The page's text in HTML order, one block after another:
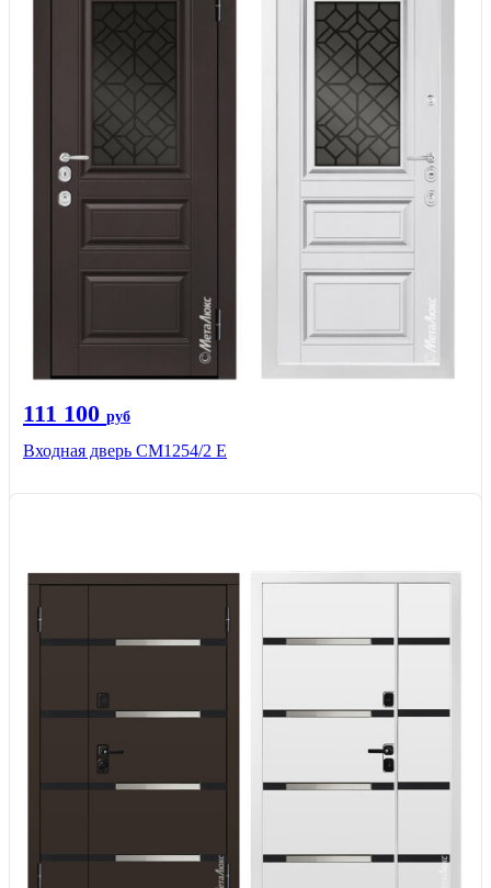
111 100 руб
Входная дверь СМ1254/2 E